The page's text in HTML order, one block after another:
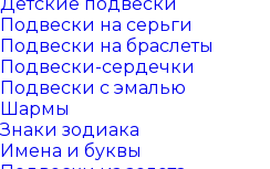
Подвески на серьги
Подвески на браслеты
Подвески-сердечки
Подвески с эмалью
Шармы
Знаки зодиака
Имена и буквы